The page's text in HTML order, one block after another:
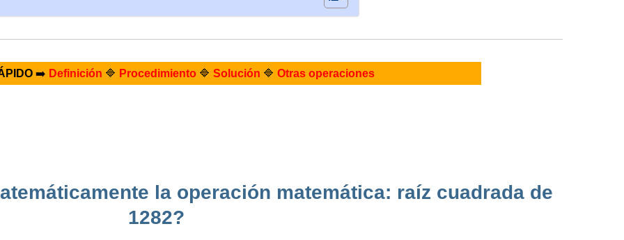
➡️ Definición 🔷 Procedimiento🔷 Solución 🔷 Otras operaciones
la operación matemática: raíz cuadrada de
1282?